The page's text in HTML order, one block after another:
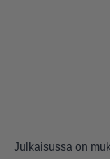
Julkaisussa on